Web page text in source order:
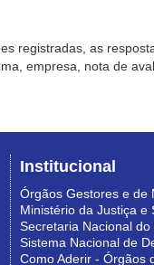
registradas, as
empresa, nota de
Institucional
Órgãos Gestores e de
Ministério da Justiça e
Secretaria Nacional
Sistema Nacional de
Como Aderir - Órgãos